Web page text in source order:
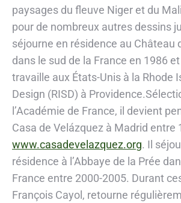
paysages du fleuve Niger et du
pour de nombreux autres dessins
séjourne en résidence au Château
dans le sud de la France en 1986
travaille aux États-Unis à la Rhode
Design (RISD) à
l’Académie de France, il devient
Casa de Velázquez à Madrid entre
www.casadevelazquez.org. Il
résidence à l’Abbaye de la Prée
France entre 2000-2005. Durant
François Cayol, retourne